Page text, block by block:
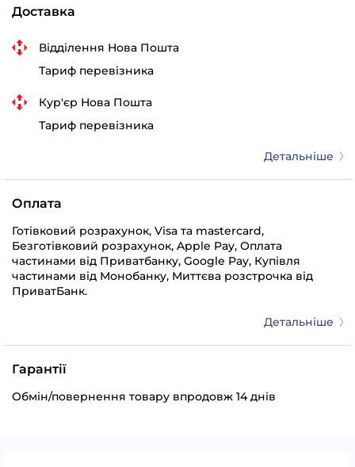
Доставка
Відділення Нова Пошта
Тариф перевізника
Кур'єр Нова Пошта
Тариф перевізника
Детальніше
Оплата
Готівковий розрахунок, Visa та mastercard,
Безготівковий розрахунок, Apple Pay, Оплата
частинами від Приватбанку, Google Pay, Купівля
частинами від Монобанку, Миттєва розстрочка від
ПриватБанк.
Детальніше
Гарантії
Обмін/повернення товару впродовж 14 днів